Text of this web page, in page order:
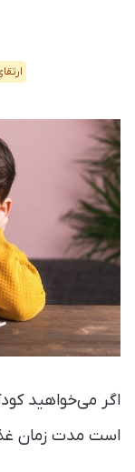
اگر می‌خواهید
است مدت زمان